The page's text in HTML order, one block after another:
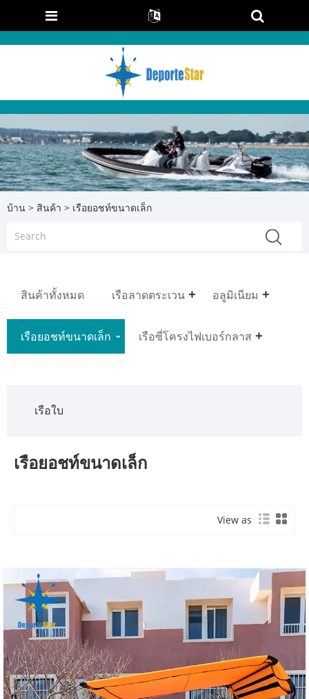
บ้าน > สินค้า > เรือยอชท์ขนาดเล็ก
สินค้าทั้งหมด เรือลาดตระเวน อลูมิเนียม
เรือยอชท์ขนาดเล็ก เรือซี่โครงไฟเบอร์กลาส
เรือใบ
เรือยอชท์ขนาดเล็ก
View as